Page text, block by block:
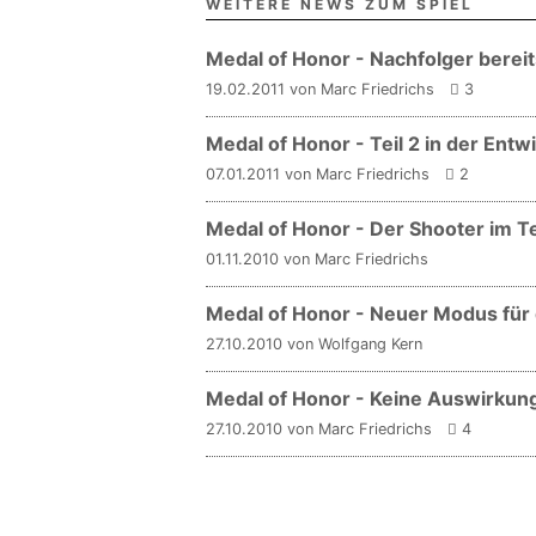
WEITERE NEWS ZUM SPIEL
Medal of Honor - Nachfolger
19.02.2011 von Marc Friedrichs 3
Medal of Honor - Teil 2 in der
07.01.2011 von Marc Friedrichs 2
Medal of Honor - Der Shooter im
01.11.2010 von Marc Friedrichs
Medal of Honor - Neuer Modus
27.10.2010 von Wolfgang Kern
Medal of Honor - Keine
27.10.2010 von Marc Friedrichs 4